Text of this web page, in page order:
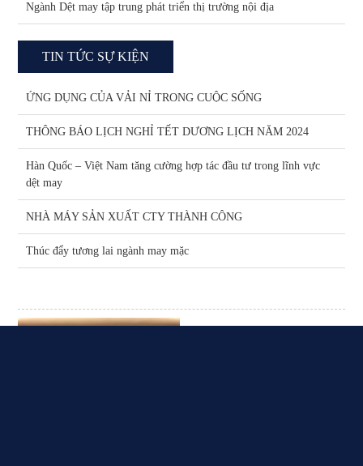
Ngành Dệt may tập trung phát triển thị trường nội địa
TIN TỨC SỰ KIỆN
ỨNG DỤNG CỦA VẢI NỈ TRONG CUỘC SỐNG
THÔNG BÁO LỊCH NGHỈ TẾT DƯƠNG LỊCH NĂM 2024
Hàn Quốc – Việt Nam tăng cường hợp tác đầu tư trong lĩnh vực
dệt may
NHÀ MÁY SẢN XUẤT CTY THÀNH CÔNG
Thúc đẩy tương lai ngành may mặc